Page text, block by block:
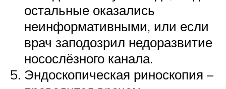
остальные оказались
неинформативными, или если
врач заподозрил недоразвитие
носослёзного канала.
Эндоскопическая риноскопия –